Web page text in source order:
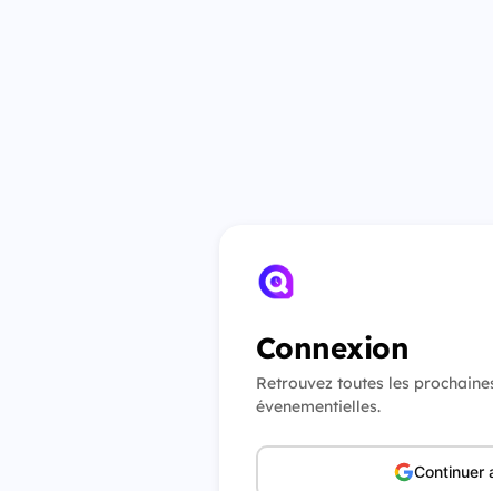
Connexion
Retrouvez toutes les
évenementielles.
Continuer